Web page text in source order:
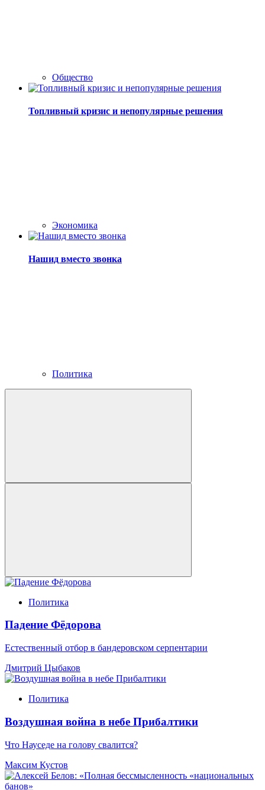
Общество
Топливный кризис и непопулярные решения
Экономика
Нашид вместо звонка
Политика
Политика
Падение Фёдорова
Естественный отбор в бандеровском серпентарии
Дмитрий Цыбаков
Политика
Воздушная война в небе Прибалтики
Что Науседе на голову свалится?
Максим Кустов